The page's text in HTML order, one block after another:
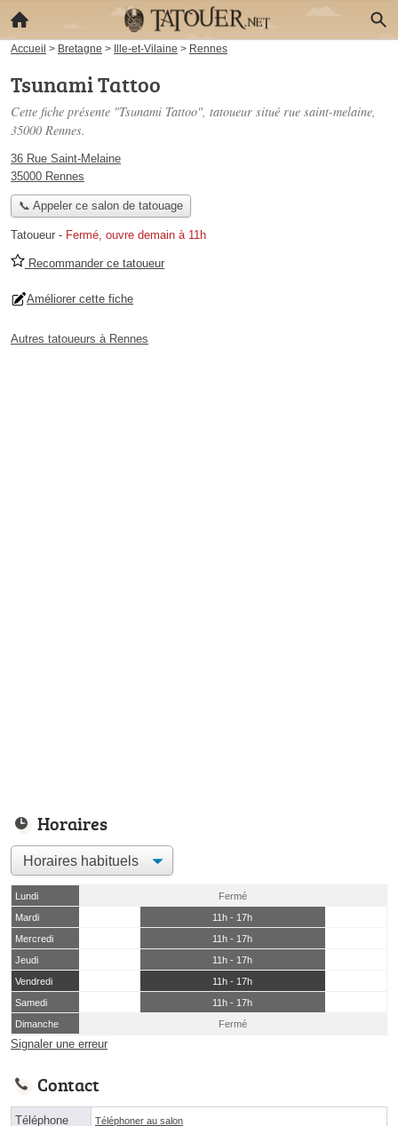
Accueil > Bretagne > Ille-et-Vilaine > Rennes
Tsunami Tattoo
Cette fiche présente "Tsunami Tattoo", tatoueur situé rue saint-melaine,
35000 Rennes.
36 Rue Saint-Melaine
35000 Rennes
📞 Appeler ce salon de tatouage
Tatoueur - Fermé, ouvre demain à 11h
Recommander ce tatoueur
Améliorer cette fiche
Autres tatoueurs à Rennes
Horaires
Lundi
Fermé
Mardi
11h - 17h
Mercredi
11h - 17h
Jeudi
11h - 17h
Vendredi
11h - 17h
Samedi
11h - 17h
Dimanche
Fermé
Signaler une erreur
Contact
Téléphone Téléphoner au salon